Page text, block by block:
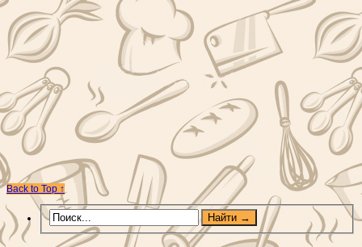
Back to Top ↑